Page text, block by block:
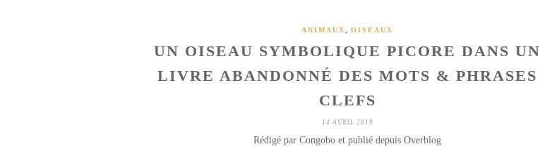
ANIMAUX , OISEAUX
UN OISEAU SYMBOLIQUE PICORE DANS UN
LIVRE ABANDONNÉ DES MOTS & PHRASES
CLEFS
14 AVRIL 2019
Rédigé par Congobo et publié depuis Overblog